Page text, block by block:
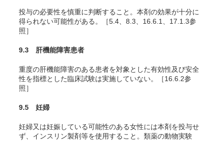
投与の必要性を慎重に判断すること。本剤の効果が十分に
得られない可能性がある。［5.4、8.3、16.6.1、17.1.3参
照］
9.3 肝機能障害患者
重度の肝機能障害のある患者を対象とした有効性及び安全
性を指標とした臨床試験は実施していない。［16.6.2参
照］
9.5 妊婦
妊婦又は妊娠している可能性のある女性には本剤を投与せ
ず、インスリン製剤等を使用すること。類薬の動物実験